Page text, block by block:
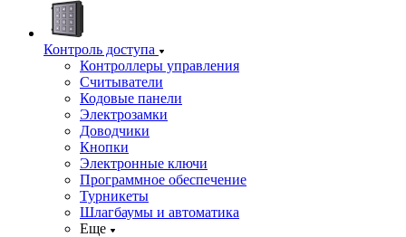
Контроль доступа
Контроллеры управления
Считыватели
Кодовые панели
Электрозамки
Доводчики
Кнопки
Электронные ключи
Программное обеспечение
Турникеты
Шлагбаумы и автоматика
Еще